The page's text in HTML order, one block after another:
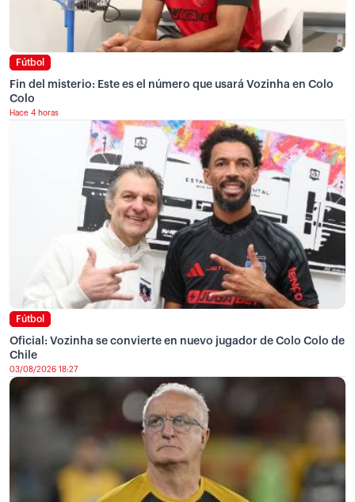
Fútbol
Fin del misterio: Este es el número que usará Vozinha en Colo
Colo
Hace 4 horas
Fútbol
Oficial: Vozinha se convierte en nuevo jugador de Colo Colo de
Chile
03/08/2026 18:27